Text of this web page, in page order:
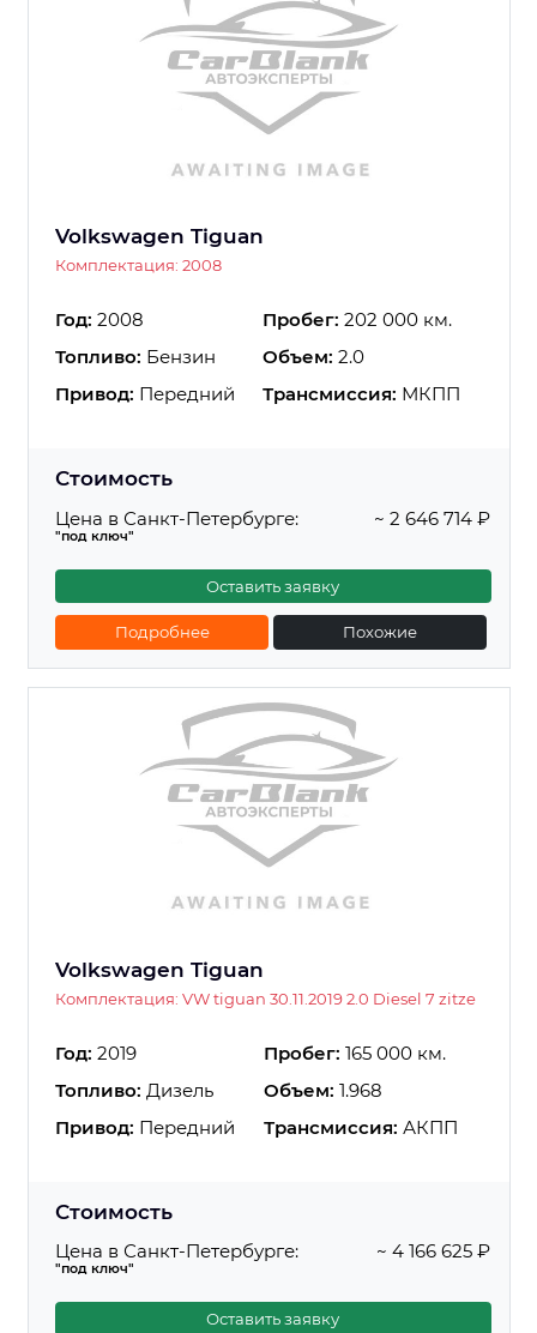
Volkswagen Tiguan
Комплектация: 2008
Год: 2008 Пробег: 202 000 км.
Топливо: Бензин Объем: 2.0
Привод: Передний Трансмиссия: МКПП
Стоимость
Цена в Санкт-Петербурге:
"под ключ"
~ 2 646 714 ₽
Оставить заявку
Подробнее Похожие
Volkswagen Tiguan
Комплектация: VW tiguan 30.11.2019 2.0 Diesel 7 zitze
Год: 2019 Пробег: 165 000 км.
Топливо: Дизель Объем: 1.968
Привод: Передний Трансмиссия: АКПП
Стоимость
Цена в Санкт-Петербурге:
"под ключ"
~ 4 166 625 ₽
Оставить заявку